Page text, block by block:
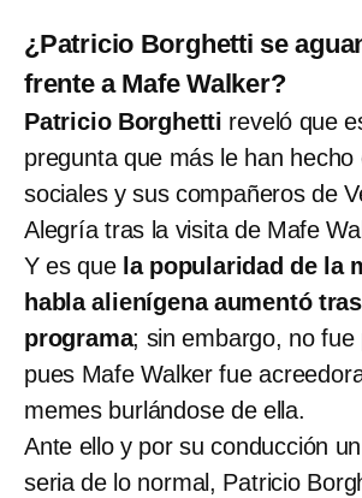
¿Patricio Borghetti se
frente a Mafe Walker?
Patricio Borghetti reveló que
pregunta que más le han hecho
sociales y sus compañeros de
Alegría tras la visita de Mafe
Y es que la popularidad de la
habla alienígena aumentó
programa; sin embargo, no fue
pues Mafe Walker fue
memes burlándose de ella.
Ante ello y por su conducción
seria de lo normal, Patricio